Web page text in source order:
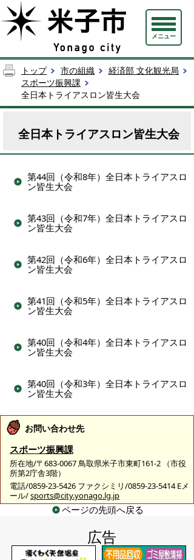
メニュー
トップ 市の組織
経済部 文化観光局
スポーツ振興課
全日本トライアスロン皆生大会
全日本トライアスロン皆生大会
第44回（令和8年）全日本トライアスロ
ン皆生大会
第43回（令和7年）全日本トライアスロ
ン皆生大会
第42回（令和6年）全日本トライアスロ
ン皆生大会
第41回（令和5年）全日本トライアスロ
ン皆生大会
第40回（令和4年）全日本トライアスロ
ン皆生大会
第40回（令和3年）全日本トライアスロ
ン皆生大会
お問い合わせ先
スポーツ振興課
所在地/〒683-0067 鳥取県米子市東町161-2 （市役
所第2庁舎3階）
電話/0859-23-5426 ファクシミリ/0859-23-5414 Eメ
ール/sports@city.yonago.lg.jp
ページの先頭へ戻る
広告